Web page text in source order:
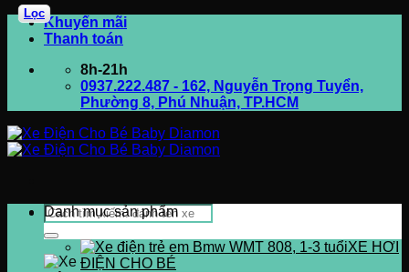
Bỏ
qua
dung
Khuyến mãi
Thanh toán
8h-21h
0937.222.487 - 162, Nguyễn Trọng Tuyển,
Phường 8, Phú Nhuận, TP.HCM
Tìm
kiếm:
Danh mục sản phẩm
XE HƠI
ĐIỆN CHO BÉ
Lọc